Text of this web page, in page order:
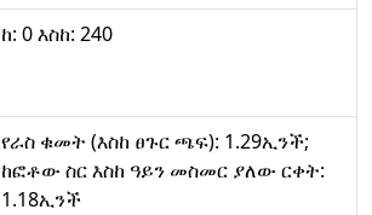
ከ: 0 እስከ: 240
የራስ ቁመት (እስከ ፀጉር ጫፍ): 1.29ኢንች;
ከፎቶው ስር እስከ ዓይን መስመር ያለው ርቀት:
1.18ኢንች